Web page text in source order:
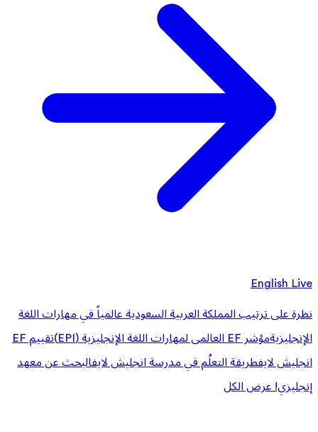
English Live
نظرة على ترتيب المملكة العربية السعودية عالمياً في مهارات اللغة
الإنجليزيةمؤشر EF العالمى لمهارات اللغة الإنجليزية (EPI)
تقييم EF
انجليش لايفطريقة التعلُم في مدرسة انجليش لايفالبحث عن معهد
إنجليزي! عرض الكل